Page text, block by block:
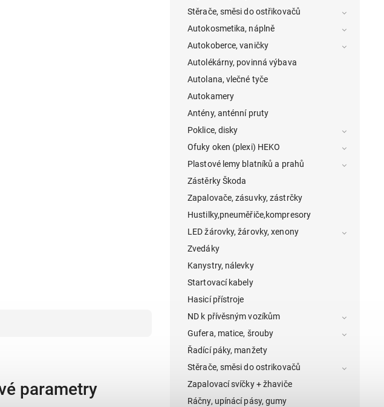
Stěrače, směsi do ostřikovačů
Autokosmetika, náplně
Autokoberce, vaničky
Autolékárny, povinná výbava
Autolana, vlečné tyče
Autokamery
Antény, anténní pruty
Poklice, disky
Ofuky oken (plexi) HEKO
Plastové lemy blatníků a prahů
Zástěrky Škoda
Zapalovače, zásuvky, zástrčky
Hustilky,pneuměřiče,kompresory
LED žárovky, žárovky, xenony
Zvedáky
Kanystry, nálevky
Startovací kabely
Hasicí přístroje
ND k přívěsným vozíkům
Gufera, matice, šrouby
Řadící páky, manžety
Stěrače, směsi do ostrikovačů
Zapalovací svíčky + žhaviče
Ráčny, upínácí pásy, gumy
parametry